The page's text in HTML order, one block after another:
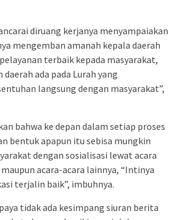
diruang kerjanya menyampaiakan
mengemban amanah kepala daerah
terbaik kepada masyarakat,
ada pada Lurah yang
langsung dengan masyarakat”,
bahwa ke depan dalam setiap proses
bentuk apapun itu sebisa mungkin
dengan sosialisasi lewat acara
acara-acara lainnya, “Intinya
terjalin baik”, imbuhnya.
tidak ada kesimpang siuran berita